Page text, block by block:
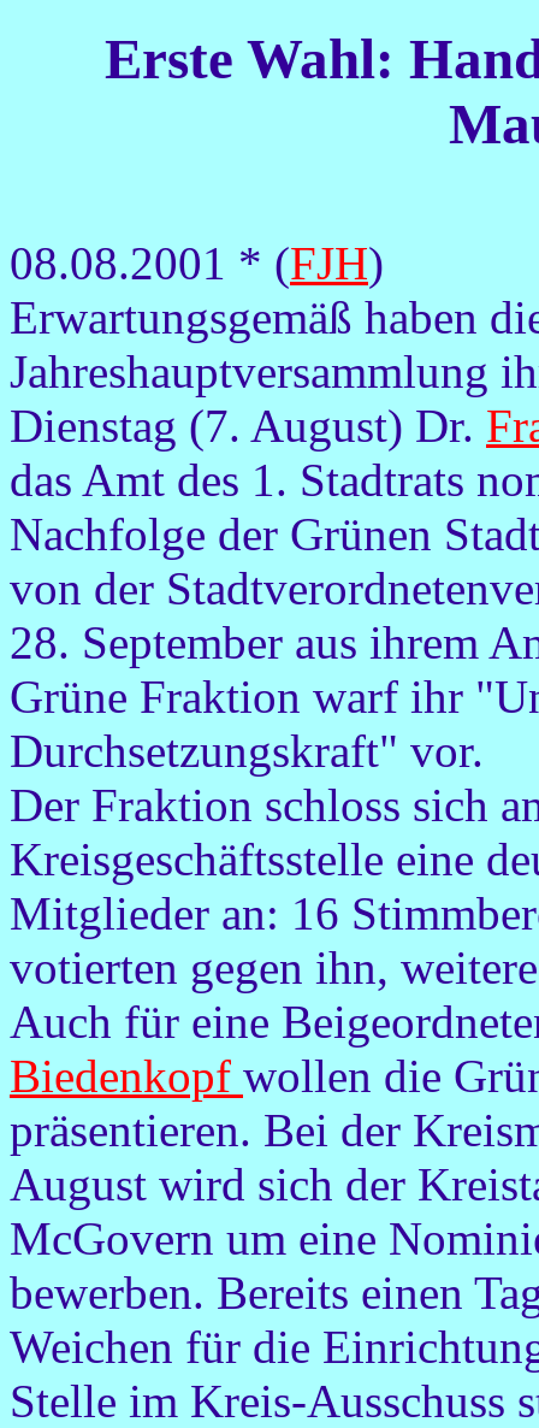
Erste Wahl:
08.08.2001 * (FJH)
Erwartungsgemäß haben
Jahreshauptversammlung
Dienstag (7. August) Dr.
das Amt des 1. Stadtrats
Nachfolge der Grünen
von der
28. September aus ihrem
Grüne Fraktion warf ihr
Durchsetzungskraft" vor.
Der Fraktion schloss sich
Kreisgeschäftsstelle eine
Mitglieder an: 16
votierten gegen ihn,
Auch für eine
Biedenkopf wollen die
präsentieren. Bei der
August wird sich der
McGovern um eine
bewerben. Bereits einen
Weichen für die
Stelle im Kreis-Ausschuss